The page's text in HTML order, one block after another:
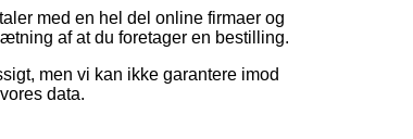
med en hel del online firmaer og
af at du foretager en bestilling.
men vi kan ikke garantere imod
data.